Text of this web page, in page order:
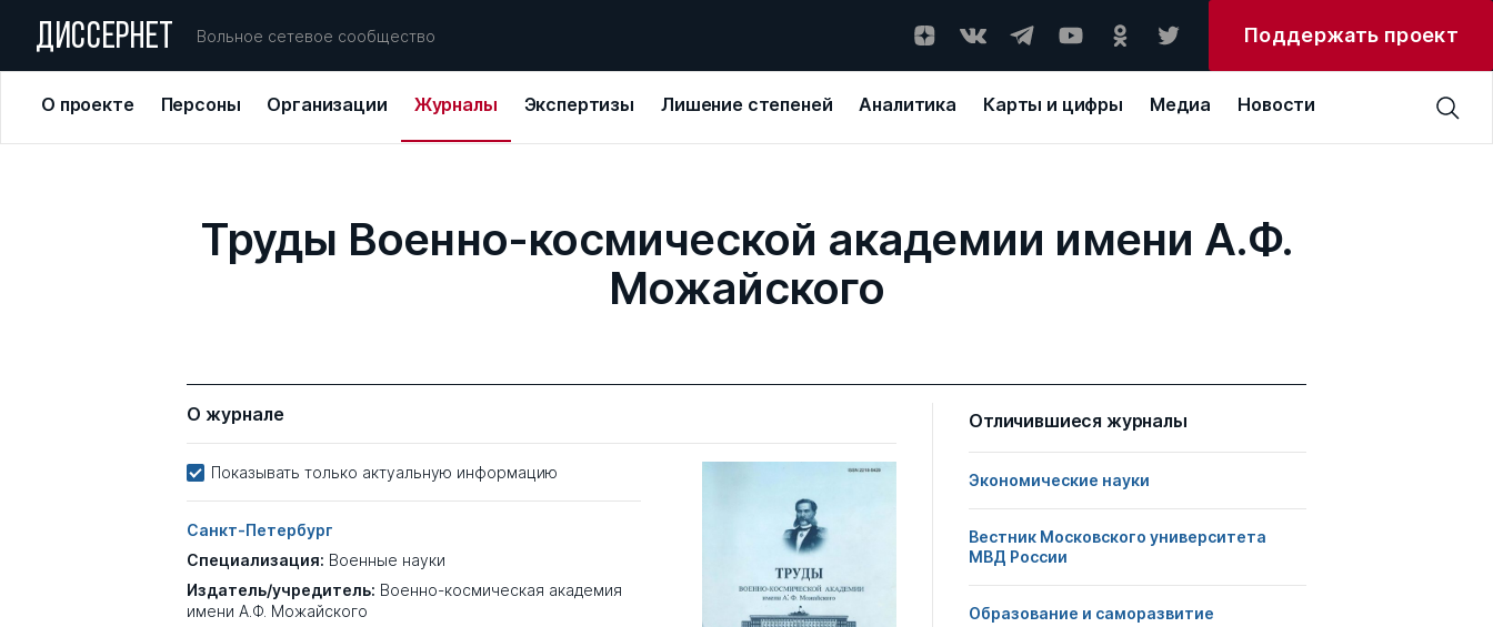
ДИССЕРНЕТ Вольное сетевое сообщество Поддержать проект
О проекте Персоны Организации Журналы Экспертизы Лишение степеней Аналитика Карты и цифры Медиа Новости
Труды Военно-космической академии имени А.Ф.
Можайского
О журнале
Показывать только актуальную информацию
Санкт-Петербург
Специализация: Военные науки
Издатель/учредитель: Военно-космическая академия
имени А.Ф. Можайского
Отличившиеся журналы
Экономические науки
Вестник Московского университета
МВД России
Образование и саморазвитие